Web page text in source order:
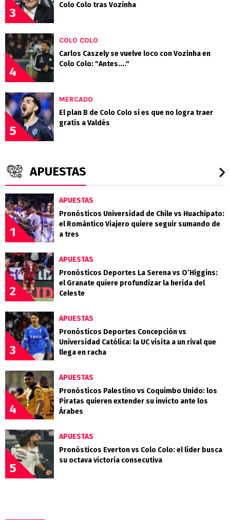
3
Colo Colo tras Vozinha
4
COLO COLO
Carlos Caszely se vuelve loco con Vozinha en
Colo Colo: "Antes...."
5
MERCADO
El plan B de Colo Colo si es que no logra traer
gratis a Valdés
APUESTAS
1
APUESTAS
Pronósticos Universidad de Chile vs Huachipato:
el Romántico Viajero quiere seguir sumando de
a tres
2
APUESTAS
Pronósticos Deportes La Serena vs O’Higgins:
el Granate quiere profundizar la herida del
Celeste
3
APUESTAS
Pronósticos Deportes Concepción vs
Universidad Católica: la UC visita a un rival que
llega en racha
4
APUESTAS
Pronósticos Palestino vs Coquimbo Unido: los
Piratas quieren extender su invicto ante los
Árabes
5
APUESTAS
Pronósticos Everton vs Colo Colo: el líder busca
su octava victoria consecutiva